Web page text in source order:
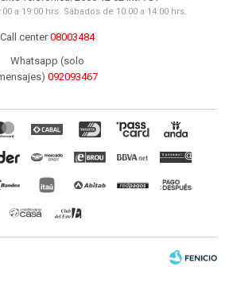
a 19:00 hrs. Sábados de 10:00 a 14:00 hrs.
Call center08003484
Whatsapp (solo
092093467